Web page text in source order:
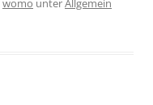
womo unterAllgemein